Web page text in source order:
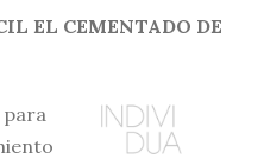
EL CEMENTADO DE
para